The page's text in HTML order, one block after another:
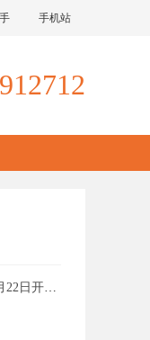
手机站
业啦!！！